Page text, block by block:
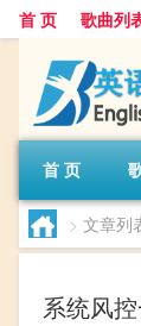
首 页 歌曲列
首 页
> 文章列
系统风